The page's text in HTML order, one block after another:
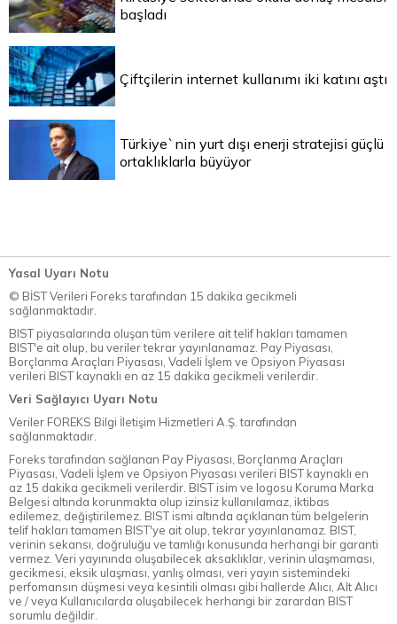
başladı
Çiftçilerin internet kullanımı iki katını aştı
Türkiye`nin yurt dışı enerji stratejisi güçlü
ortaklıklarla büyüyor
Yasal Uyarı Notu
© BİST Verileri Foreks tarafından 15 dakika gecikmeli
sağlanmaktadır.
BIST piyasalarında oluşan tüm verilere ait telif hakları tamamen
BIST'e ait olup, bu veriler tekrar yayınlanamaz. Pay Piyasası,
Borçlanma Araçları Piyasası, Vadeli İşlem ve Opsiyon Piyasası
verileri BIST kaynaklı en az 15 dakika gecikmeli verilerdir.
Veri Sağlayıcı Uyarı Notu
Veriler FOREKS Bilgi İletişim Hizmetleri A.Ş. tarafından
sağlanmaktadır.
Foreks tarafından sağlanan Pay Piyasası, Borçlanma Araçları
Piyasası, Vadeli İşlem ve Opsiyon Piyasası verileri BIST kaynaklı en
az 15 dakika gecikmeli verilerdir. BIST isim ve logosu Koruma Marka
Belgesi altında korunmakta olup izinsiz kullanılamaz, iktibas
edilemez, değiştirilemez. BIST ismi altında açıklanan tüm belgelerin
telif hakları tamamen BIST'ye ait olup, tekrar yayınlanamaz. BIST,
verinin sekansı, doğruluğu ve tamlığı konusunda herhangi bir garanti
vermez. Veri yayınında oluşabilecek aksaklıklar, verinin ulaşmaması,
gecikmesi, eksik ulaşması, yanlış olması, veri yayın sistemindeki
perfomansın düşmesi veya kesintili olması gibi hallerde Alıcı, Alt Alıcı
ve / veya Kullanıcılarda oluşabilecek herhangi bir zarardan BIST
sorumlu değildir.